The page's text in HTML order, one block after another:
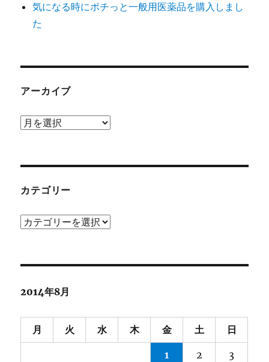
気になる時にポチっと一般用医薬品を購入しまし
た
アーカイブ
ア
ブ
カテゴリー
カ
ー
2014年8月
月 火 水 木 金 土 日
1 2 3